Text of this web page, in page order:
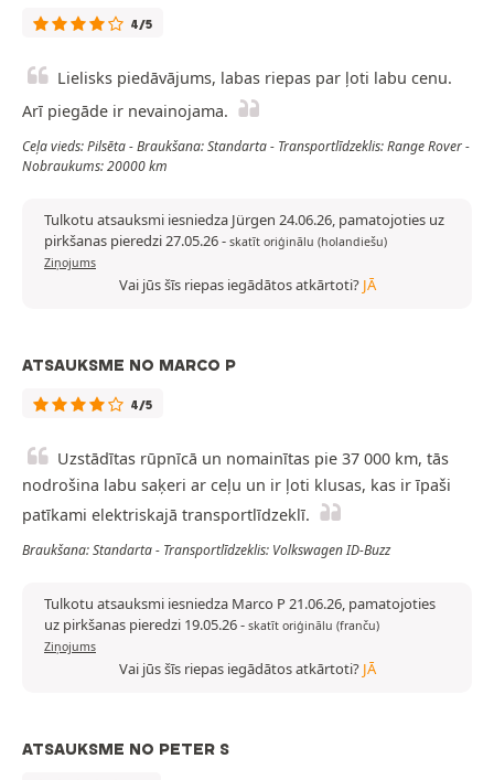
4/5
Lielisks piedāvājums, labas riepas par ļoti labu cenu.
Arī piegāde ir nevainojama.
Ceļa vieds: Pilsēta - Braukšana: Standarta - Transportlīdzeklis: Range Rover -
Nobraukums: 20000 km
Tulkotu atsauksmi iesniedza Jürgen 24.06.26, pamatojoties uz
pirkšanas pieredzi 27.05.26- skatīt oriģinālu (holandiešu)
Ziņojums
Vai jūs šīs riepas iegādātos atkārtoti? JĀ
ATSAUKSME NO MARCO P
4/5
Uzstādītas rūpnīcā un nomainītas pie 37 000 km, tās
nodrošina labu saķeri ar ceļu un ir ļoti klusas, kas ir īpaši
patīkami elektriskajā transportlīdzeklī.
Braukšana: Standarta - Transportlīdzeklis: Volkswagen ID-Buzz
Tulkotu atsauksmi iesniedza Marco P 21.06.26, pamatojoties
uz pirkšanas pieredzi 19.05.26- skatīt oriģinālu (franču)
Ziņojums
Vai jūs šīs riepas iegādātos atkārtoti? JĀ
ATSAUKSME NO PETER S